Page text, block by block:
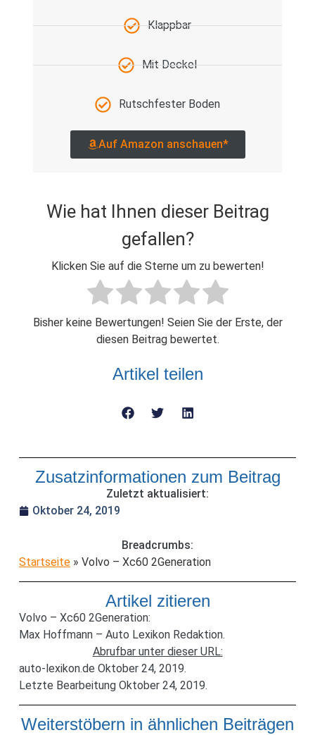
Klappbar
Mit Deckel
Rutschfester Boden
Auf Amazon anschauen*
Wie hat Ihnen dieser Beitrag
gefallen?
Klicken Sie auf die Sterne um zu bewerten!
Bisher keine Bewertungen! Seien Sie der Erste, der
diesen Beitrag bewertet.
Artikel teilen
Zusatzinformationen zum Beitrag
Zuletzt aktualisiert:
Oktober 24, 2019
Breadcrumbs:
Startseite» Volvo – Xc60 2Generation
Artikel zitieren
Volvo – Xc60 2Generation:
Max Hoffmann – Auto Lexikon Redaktion.
Abrufbar unter dieser URL:
auto-lexikon.de Oktober 24, 2019.
Letzte Bearbeitung Oktober 24, 2019.
Weiterstöbern in ähnlichen Beiträgen